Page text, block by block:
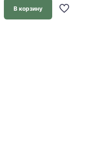
В корзину